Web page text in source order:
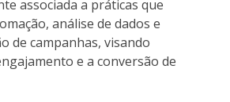
associada a práticas que
análise de dados e
de campanhas, visando
e a conversão de